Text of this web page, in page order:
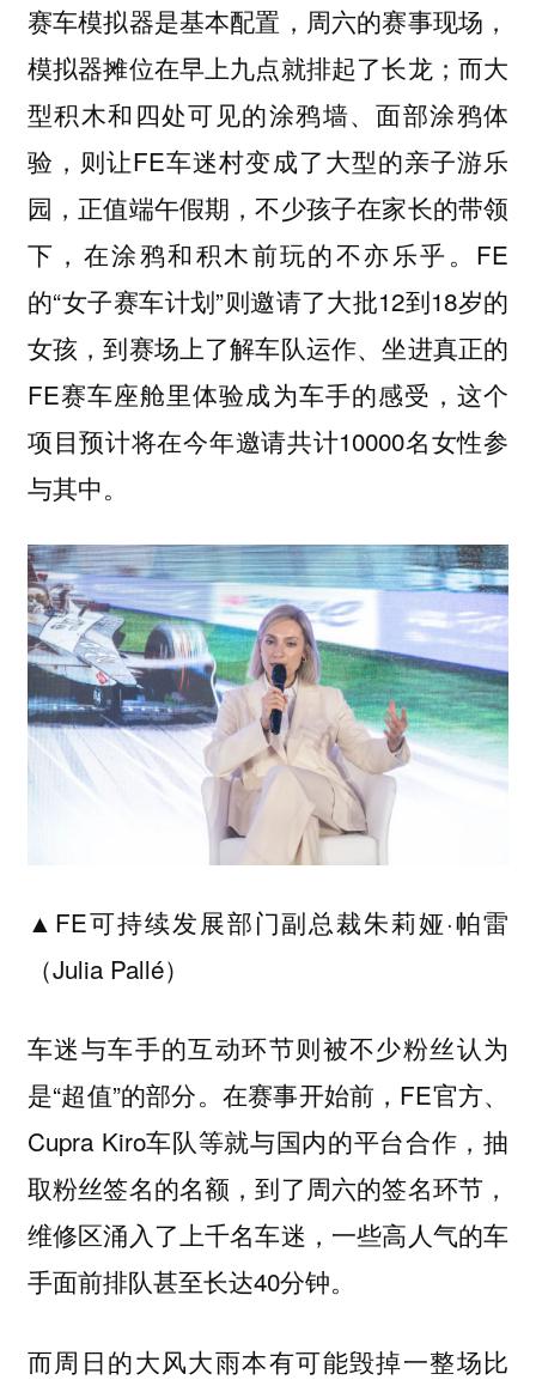
赛车模拟器是基本配置，周六的赛事现场，
模拟器摊位在早上九点就排起了长龙；而大
型积木和四处可见的涂鸦墙、面部涂鸦体
验，则让FE车迷村变成了大型的亲子游乐
园，正值端午假期，不少孩子在家长的带领
下，在涂鸦和积木前玩的不亦乐乎。FE
的“女子赛车计划”则邀请了大批12到18岁的
女孩，到赛场上了解车队运作、坐进真正的
FE赛车座舱里体验成为车手的感受，这个
项目预计将在今年邀请共计10000名女性参
与其中。
▲FE可持续发展部门副总裁朱莉娅·帕雷
（Julia Pallé）
车迷与车手的互动环节则被不少粉丝认为
是“超值”的部分。在赛事开始前，FE官方、
Cupra Kiro车队等就与国内的平台合作，抽
取粉丝签名的名额，到了周六的签名环节，
维修区涌入了上千名车迷，一些高人气的车
手面前排队甚至长达40分钟。
而周日的大风大雨本有可能毁掉一整场比